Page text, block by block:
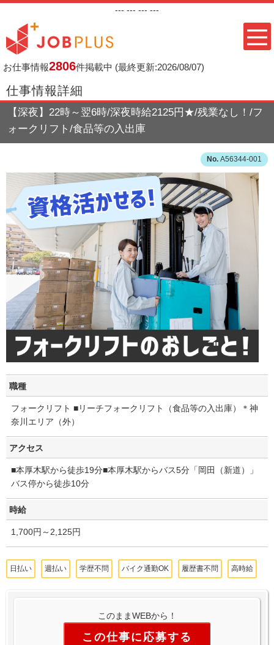
--- --- --- ---
お仕事情報2806件掲載中 (最終更新:2026/08/07)
仕事情報詳細
【深夜】22時～翌6時/深夜時給2125円★/残業なし！/フ
ォークリフト/食品等の入出庫
A56344-001
職種
フォークリフト ■リーチフォークリフト（食品等の入出庫）＊神
奈川エリア（外）
アクセス
■本厚木駅から徒歩19分■本厚木駅からバス5分「岡田（新道）」
バス停から徒歩10分
時給
1,700円～2,125円
日払い 週払い 学歴不問 バイク通勤OK 履歴書不問 高時給
このままWEBから！
この仕事に応募する